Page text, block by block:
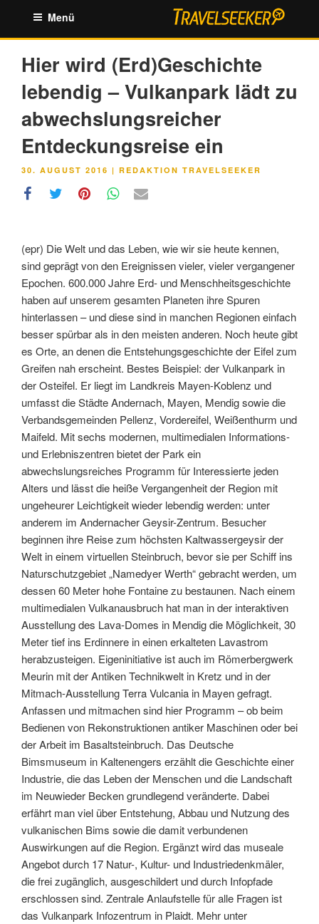
springen
Menü
Hier wird (Erd)Geschichte
lebendig – Vulkanpark lädt zu
abwechslungsreicher
Entdeckungsreise ein
VERÖFFENTLICHT
30. AUGUST 2016 | REDAKTION TRAVELSEEKER
(epr) Die Welt und das Leben, wie wir sie heute kennen,
sind geprägt von den Ereignissen vieler, vieler vergangener
Epochen. 600.000 Jahre Erd- und Menschheitsgeschichte
haben auf unserem gesamten Planeten ihre Spuren
hinterlassen – und diese sind in manchen Regionen einfach
besser spürbar als in den meisten anderen. Noch heute gibt
es Orte, an denen die Entstehungsgeschichte der Eifel zum
Greifen nah erscheint. Bestes Beispiel: der Vulkanpark in
der Osteifel. Er liegt im Landkreis Mayen-Koblenz und
umfasst die Städte Andernach, Mayen, Mendig sowie die
Verbandsgemeinden Pellenz, Vordereifel, Weißenthurm und
Maifeld. Mit sechs modernen, multimedialen Informations-
und Erlebniszentren bietet der Park ein
abwechslungsreiches Programm für Interessierte jeden
Alters und lässt die heiße Vergangenheit der Region mit
ungeheurer Leichtigkeit wieder lebendig werden: unter
anderem im Andernacher Geysir-Zentrum. Besucher
beginnen ihre Reise zum höchsten Kaltwassergeysir der
Welt in einem virtuellen Steinbruch, bevor sie per Schiff ins
Naturschutzgebiet „Namedyer Werth“ gebracht werden, um
dessen 60 Meter hohe Fontaine zu bestaunen. Nach einem
multimedialen Vulkanausbruch hat man in der interaktiven
Ausstellung des Lava-Domes in Mendig die Möglichkeit, 30
Meter tief ins Erdinnere in einen erkalteten Lavastrom
herabzusteigen. Eigeninitiative ist auch im Römerbergwerk
Meurin mit der Antiken Technikwelt in Kretz und in der
Mitmach-Ausstellung Terra Vulcania in Mayen gefragt.
Anfassen und mitmachen sind hier Programm – ob beim
Bedienen von Rekonstruktionen antiker Maschinen oder bei
der Arbeit im Basaltsteinbruch. Das Deutsche
Bimsmuseum in Kaltenengers erzählt die Geschichte einer
Industrie, die das Leben der Menschen und die Landschaft
im Neuwieder Becken grundlegend veränderte. Dabei
erfährt man viel über Entstehung, Abbau und Nutzung des
vulkanischen Bims sowie die damit verbundenen
Auswirkungen auf die Region. Ergänzt wird das museale
Angebot durch 17 Natur-, Kultur- und Industriedenkmäler,
die frei zugänglich, ausgeschildert und durch Infopfade
erschlossen sind. Zentrale Anlaufstelle für alle Fragen ist
das Vulkanpark Infozentrum in Plaidt. Mehr unter